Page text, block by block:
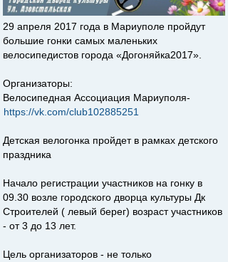
29 апреля 2017 года в Мариуполе пройдут
большие гонки самых маленьких
велосипедистов города «Догоняйка2017».
Организаторы:
Велосипедная Ассоциация Мариуполя-
https://vk.com/club102885251
Детская велогонка пройдет в рамках детского
праздника
Начало регистрации участников на гонку в
09.30 возле городского дворца культуры Дк
Строителей ( левый берег) возраст участников
- от 3 до 13 лет.
Цель организаторов - не только